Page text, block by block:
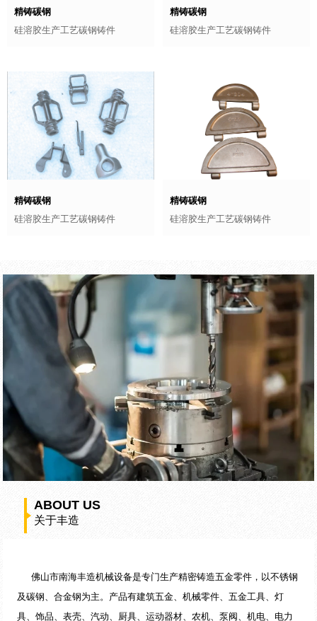
精铸碳钢
硅溶胶生产工艺碳钢铸件
精铸碳钢
硅溶胶生产工艺碳钢铸件
精铸碳钢
硅溶胶生产工艺碳钢铸件
精铸碳钢
硅溶胶生产工艺碳钢铸件
ABOUT US
关于丰造
佛山市南海丰造机械设备是专门生产精密铸造五金零件，以不锈钢
及碳钢、合金钢为主。产品有建筑五金、机械零件、五金工具、灯
具、饰品、表壳、汽动、厨具、运动器材、农机、泵阀、机电、电力